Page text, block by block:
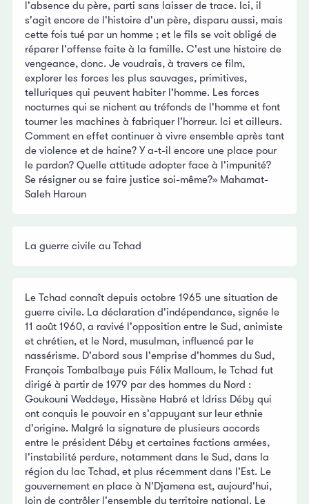
l'absence du père, parti sans laisser de trace. Ici, il
s'agit encore de l'histoire d'un père, disparu aussi, mais
cette fois tué par un homme ; et le fils se voit obligé de
réparer l'offense faite à la famille. C'est une histoire de
vengeance, donc. Je voudrais, à travers ce film,
explorer les forces les plus sauvages, primitives,
telluriques qui peuvent habiter l'homme. Les forces
nocturnes qui se nichent au tréfonds de l'homme et font
tourner les machines à fabriquer l'horreur. Ici et ailleurs.
Comment en effet continuer à vivre ensemble après tant
de violence et de haine? Y a-t-il encore une place pour
le pardon? Quelle attitude adopter face à l'impunité?
Se résigner ou se faire justice soi-même?» Mahamat-
Saleh Haroun
La guerre civile au Tchad
Le Tchad connaît depuis octobre 1965 une situation de
guerre civile. La déclaration d'indépendance, signée le
11 août 1960, a ravivé l'opposition entre le Sud, animiste
et chrétien, et le Nord, musulman, influencé par le
nassérisme. D'abord sous l'emprise d'hommes du Sud,
François Tombalbaye puis Félix Malloum, le Tchad fut
dirigé à partir de 1979 par des hommes du Nord :
Goukouni Weddeye, Hissène Habré et Idriss Déby qui
ont conquis le pouvoir en s'appuyant sur leur ethnie
d'origine. Malgré la signature de plusieurs accords
entre le président Déby et certaines factions armées,
l'instabilité perdure, notamment dans le Sud, dans la
région du lac Tchad, et plus récemment dans l'Est. Le
gouvernement en place à N'Djamena est, aujourd'hui,
loin de contrôler l'ensemble du territoire national. Le